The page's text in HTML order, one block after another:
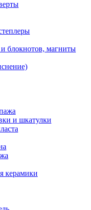
блокнотов, магниты
и шкатулки
керамики